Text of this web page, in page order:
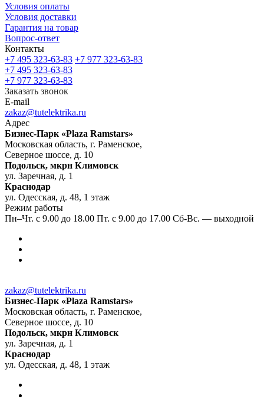
Условия оплаты
Условия доставки
Гарантия на товар
Вопрос-ответ
Контакты
+7 495 323-63-83 +7 977 323-63-83
+7 495 323-63-83
+7 977 323-63-83
Заказать звонок
E-mail
zakaz@tutelektrika.ru
Адрес
Бизнес-Парк «Plaza Ramstars»
Московская область, г. Раменское,
Северное шоссе, д. 10
Подольск, мкрн Климовск
ул. Заречная, д. 1
Краснодар
ул. Одесская, д. 48, 1 этаж
Режим работы
Пн–Чт. с 9.00 до 18.00 Пт. с 9.00 до 17.00 Сб-Вс. — выходной
zakaz@tutelektrika.ru
Бизнес-Парк «Plaza Ramstars»
Московская область, г. Раменское,
Северное шоссе, д. 10
Подольск, мкрн Климовск
ул. Заречная, д. 1
Краснодар
ул. Одесская, д. 48, 1 этаж